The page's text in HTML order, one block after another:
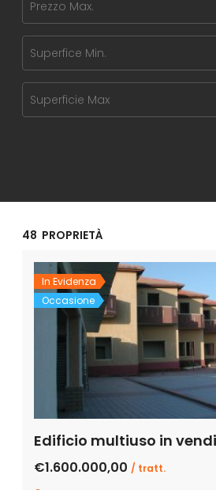
48 PROPRIETÀ
In Evidenza
Occasione
€1.600.000,00 / tratt.